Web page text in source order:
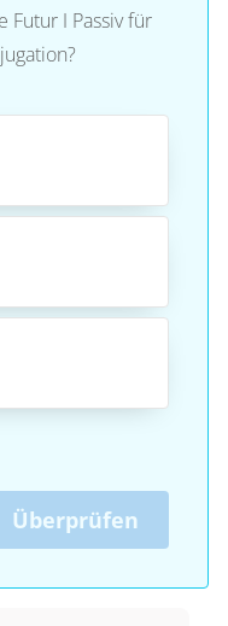
Futur I Passiv für
Überprüfen